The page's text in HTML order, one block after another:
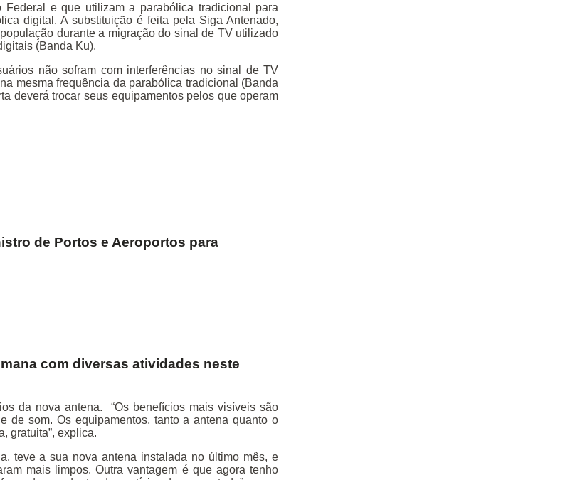
e que utilizam a parabólica tradicional para
digital. A substituição é feita pela Siga Antenado,
durante a migração do sinal de TV utilizado
(Banda Ku).
não sofram com interferências no sinal de TV
mesma frequência da parabólica tradicional (Banda
deverá trocar seus equipamentos pelos que operam
de Portos e Aeroportos para
com diversas atividades neste
da nova antena. “Os benefícios mais visíveis são
de som. Os equipamentos, tanto a antena quanto o
gratuita”, explica.
teve a sua nova antena instalada no último mês, e
mais limpos. Outra vantagem é que agora tenho